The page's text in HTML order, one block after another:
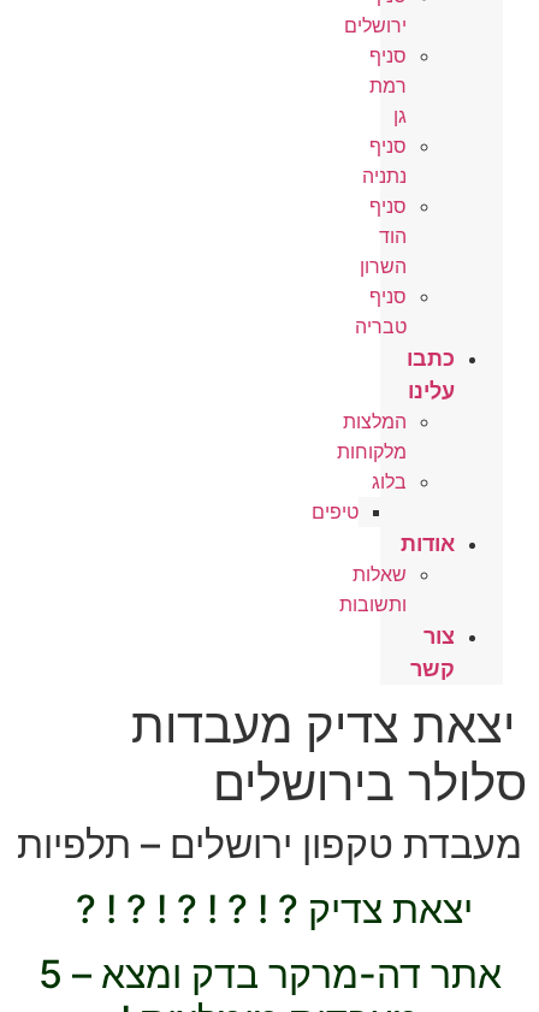
ירושלים
סניף
רמת
גן
סניף
נתניה
סניף
הוד
השרון
סניף
טבריה
כתבו
עלינו
המלצות
מלקוחות
בלוג
טיפים
אודות
שאלות
ותשובות
צור
קשר
יצאת צדיק מעבדות
סלולר בירושלים
מעבדת טקפון ירושלים – תלפיות
יצאת צדיק ? ! ? ! ? ! ? ! ?
אתר דה-מרקר בדק ומצא – 5